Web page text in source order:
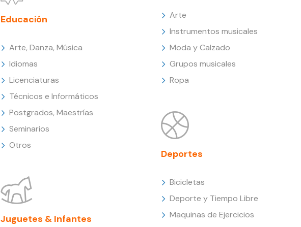
Educación
Arte, Danza, Música
Idiomas
Licenciaturas
Técnicos e Informáticos
Postgrados, Maestrías
Seminarios
Otros
Juguetes & Infantes
Arte
Instrumentos musicales
Moda y Calzado
Grupos musicales
Ropa
Deportes
Bicicletas
Deporte y Tiempo Libre
Maquinas de Ejercicios